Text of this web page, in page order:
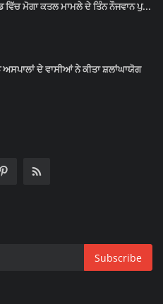
ਮੋਗਾ ਕਤਲ ਮਾਮਲੇ ਦੇ ਤਿੰਨ ਨੌਜਵਾਨ ਪੁ...
ਦੇ ਵਾਸੀਆਂ ਨੇ ਕੀਤਾ ਸ਼ਲਾਂਘਾਯੋਗ
Subscribe